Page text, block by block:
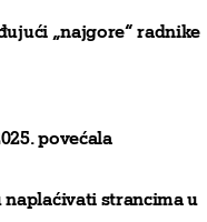
„najgore“ radnike
povećala
strancima u